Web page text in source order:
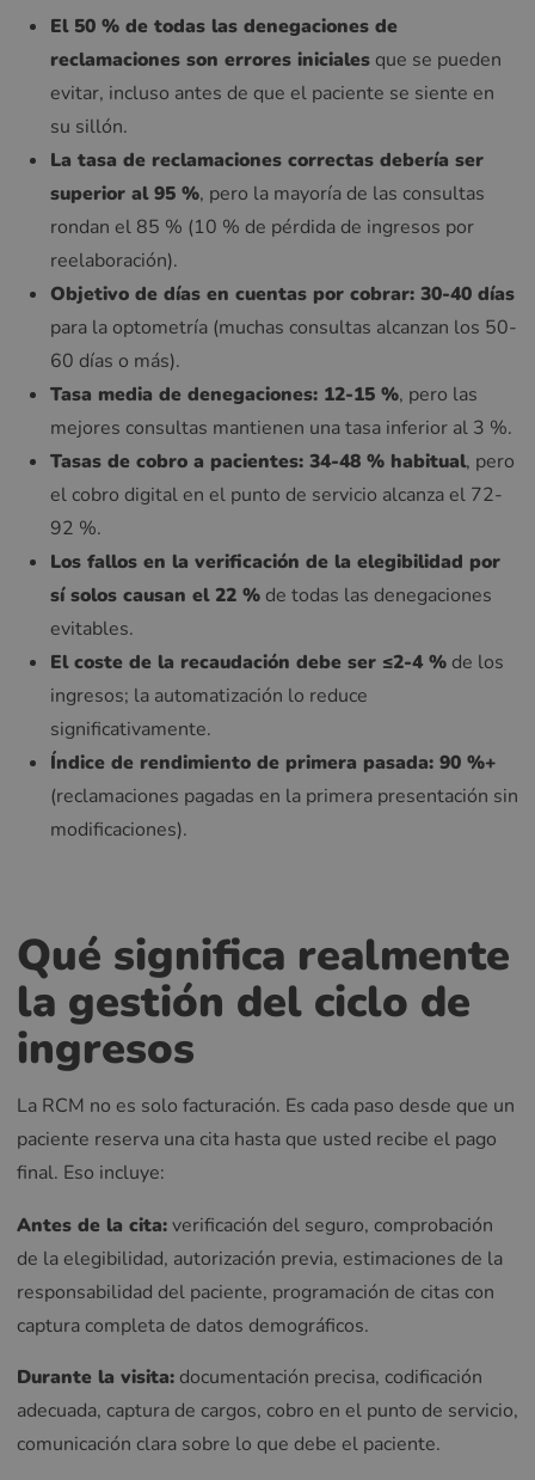
El 50 % de todas las denegaciones de
reclamaciones son errores iniciales que se pueden
evitar, incluso antes de que el paciente se siente en
su sillón.
La tasa de reclamaciones correctas debería ser
superior al 95 %, pero la mayoría de las consultas
rondan el 85 % (10 % de pérdida de ingresos por
reelaboración).
Objetivo de días en cuentas por cobrar: 30-40 días
para la optometría (muchas consultas alcanzan los 50-
60 días o más).
Tasa media de denegaciones: 12-15 %, pero las
mejores consultas mantienen una tasa inferior al 3 %.
Tasas de cobro a pacientes: 34-48 % habitual, pero
el cobro digital en el punto de servicio alcanza el 72-
92 %.
Los fallos en la verificación de la elegibilidad por
sí solos causan el 22 % de todas las denegaciones
evitables.
El coste de la recaudación debe ser ≤2-4 % de los
ingresos; la automatización lo reduce
significativamente.
Índice de rendimiento de primera pasada: 90 %+
(reclamaciones pagadas en la primera presentación sin
modificaciones).
Qué significa realmente
la gestión del ciclo de
ingresos
La RCM no es solo facturación. Es cada paso desde que un
paciente reserva una cita hasta que usted recibe el pago
final. Eso incluye:
Antes de la cita:verificación del seguro, comprobación
de la elegibilidad, autorización previa, estimaciones de la
responsabilidad del paciente, programación de citas con
captura completa de datos demográficos.
Durante la visita: documentación precisa, codificación
adecuada, captura de cargos, cobro en el punto de servicio,
comunicación clara sobre lo que debe el paciente.